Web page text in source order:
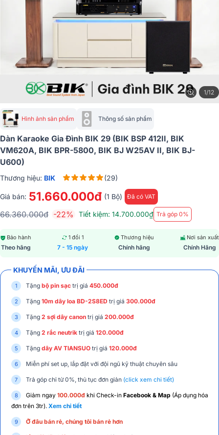
1/12
Hình ảnh sản phẩm Thông số sản phẩm
Dàn Karaoke Gia Đình BIK 29 (BIK BSP 412II, BIK
VM620A, BIK BPR-5800, BIK BJ W25AV II, BIK BJ-
U600)
Thương hiệu: BIK (29)
Giá bán: 51.660.000đ (1 Bộ) Đã có VAT
66.360.000đ -22% Tiết kiệm: 14.700.000₫ Trả góp 0%
Bảo hành
Theo hãng
1 đổi 1
7 - 15 ngày
Thương hiệu
Chính hãng
Nơi sản xuất
Chính Hãng
KHUYẾN MÃI, ƯU ĐÃI
Tặng bộ pin sạc trị giá 450.000đ
Tặng 10m dây loa BD-2S8ED trị giá 300.000đ
Tặng 2 sợi dây canon trị giá 200.000đ
Tặng 2 rắc neutrik trị giá 120.000đ
Tặng dây AV TIANSUO trị giá 120.000đ
Miễn phí set up, lắp đặt với đội ngũ kỹ thuật chuyên sâu
Trả góp chỉ từ 0%, thủ tục đơn giản (click xem chi tiết)
Giảm ngay 100.000đ khi Check-in Facebook & Map (Áp dụng hóa
đơn trên 3tr). Xem chi tiết
Ở đâu bán rẻ, chúng tôi bán rẻ hơn